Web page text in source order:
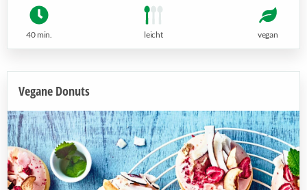
40 min. leicht vegan
Vegane Donuts